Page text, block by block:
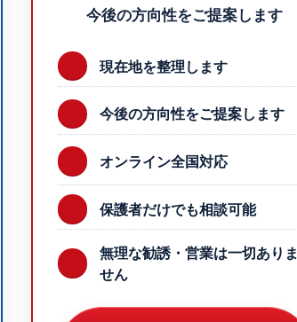
今後の方向性をご提案します
現在地を整理します
今後の方向性をご提案します
オンライン全国対応
保護者だけでも相談可能
無理な勧誘・営業は一切ありま
せん